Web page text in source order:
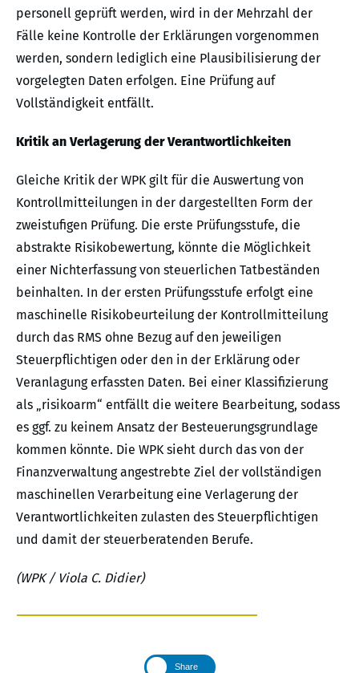
personell geprüft werden, wird in der Mehrzahl der
Fälle keine Kontrolle der Erklärungen vorgenommen
werden, sondern lediglich eine Plausibilisierung der
vorgelegten Daten erfolgen. Eine Prüfung auf
Vollständigkeit entfällt.
Kritik an Verlagerung der Verantwortlichkeiten
Gleiche Kritik der WPK gilt für die Auswertung von
Kontrollmitteilungen in der dargestellten Form der
zweistufigen Prüfung. Die erste Prüfungsstufe, die
abstrakte Risikobewertung, könnte die Möglichkeit
einer Nichterfassung von steuerlichen Tatbeständen
beinhalten. In der ersten Prüfungsstufe erfolgt eine
maschinelle Risikobeurteilung der Kontrollmitteilung
durch das RMS ohne Bezug auf den jeweiligen
Steuerpflichtigen oder den in der Erklärung oder
Veranlagung erfassten Daten. Bei einer Klassifizierung
als „risikoarm“ entfällt die weitere Bearbeitung, sodass
es ggf. zu keinem Ansatz der Besteuerungsgrundlage
kommen könnte. Die WPK sieht durch das von der
Finanzverwaltung angestrebte Ziel der vollständigen
maschinellen Verarbeitung eine Verlagerung der
Verantwortlichkeiten zulasten des Steuerpflichtigen
und damit der steuerberatenden Berufe.
(WPK / Viola C. Didier)
Share